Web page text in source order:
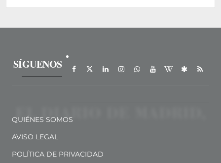
SÍGUENOS
QUIÉNES SOMOS
AVISO LEGAL
POLÍTICA DE PRIVACIDAD